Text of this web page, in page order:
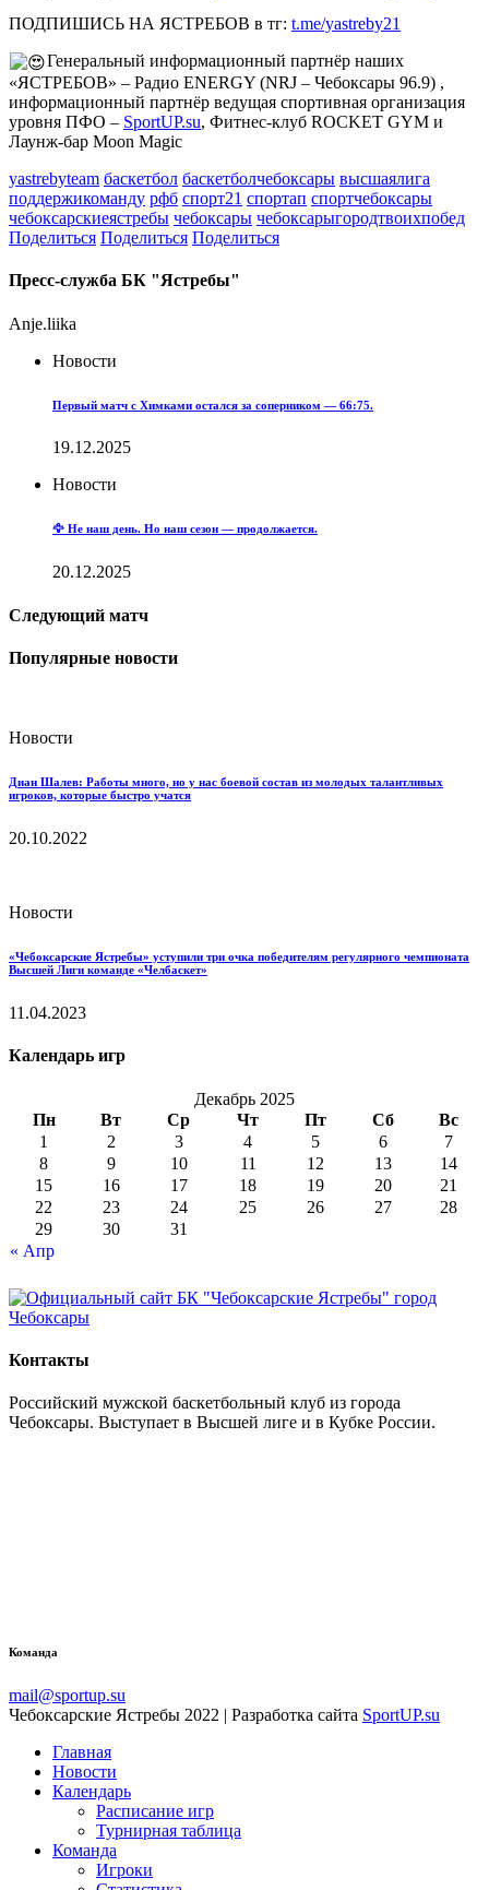
ПОДПИШИСЬ НА ЯСТРЕБОВ в тг: t.me/yastreby21
Генеральный информационный партнёр наших
«ЯСТРЕБОВ» – Радио ENERGY (NRJ – Чебоксары 96.9) ,
информационный партнёр ведущая спортивная организация
уровня ПФО – SportUP.su, Фитнес-клуб ROCKET GYM и
Лаунж-бар Moon Magic
yastrebyteam баскетбол баскетболчебоксары высшаялига
поддержикоманду рфб спорт21 спортап спортчебоксары
чебоксарскиеястребы чебоксары чебоксарыгородтвоихпобед
Поделиться Поделиться Поделиться
Пресс-служба БК "Ястребы"
Anje.liika
Новости
Первый матч с Химками остался за соперником — 66:75.
19.12.2025
Новости
🦅 Не наш день. Но наш сезон — продолжается.
20.12.2025
Следующий матч
Популярные новости
Новости
Диан Шалев: Работы много, но у нас боевой состав из молодых талантливых
игроков, которые быстро учатся
20.10.2022
Новости
«Чебоксарские Ястребы» уступили три очка победителям регулярного чемпионата
Высшей Лиги команде «Челбаскет»
11.04.2023
Календарь игр
Декабрь 2025
Пн
Вт Ср Чт Пт Сб Вс
« Апр
1 2 3 4 5 6
7
8
9 10 11 12 13
14
15
16 17 18 19 20
21
22
23 24 25 26 27
28
29
30 31
Контакты
Российский мужской баскетбольный клуб из города
Чебоксары. Выступает в Высшей лиге и в Кубке России.
Команда
mail@sportup.su
Чебоксарские Ястребы 2022 | Разработка сайта SportUP.su
Главная
Новости
Календарь
Расписание игр
Турнирная таблица
Команда
Игроки